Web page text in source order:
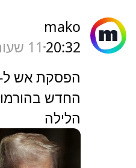
mako
20:32 11 שעות
החדש
הלילה